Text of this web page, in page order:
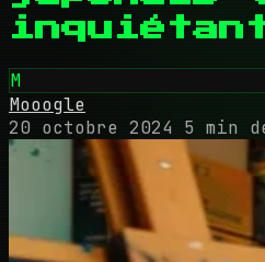
M
Mooogle
20 octobre 2024
5 min